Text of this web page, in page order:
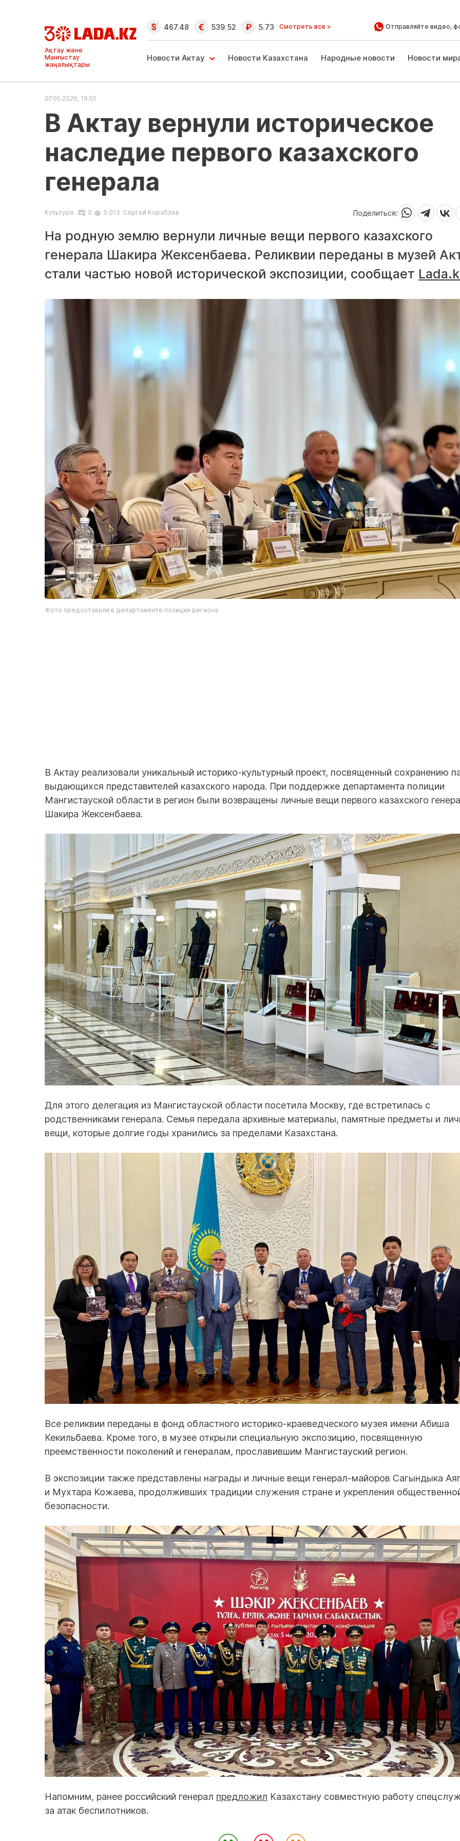
Ақтау және
Манғыстау
жаңалықтары
467.48 539.52 5.73 Смотреть все > Отправляйте видео,
Новости Актау Новости Казахстана Народные новости Новости
07.05.2026, 19:55
В Актау вернули историческое
наследие первого казахского
генерала
Культура 0 5 013 Сергей Кораблев Поделиться:
На родную землю вернули личные вещи первого казахского
генерала Шакира Жексенбаева. Реликвии переданы в музей
стали частью новой исторической экспозиции, сообщает
Фото предоставили в департаменте полиции региона
В Актау реализовали уникальный историко-культурный проект, посвященный сохранению
выдающихся представителей казахского народа. При поддержке департамента полиции
Мангистауской области в регион были возвращены личные вещи первого казахского
Шакира Жексенбаева.
Для этого делегация из Мангистауской области посетила Москву, где встретилась с
родственниками генерала. Семья передала архивные материалы, памятные предметы и
вещи, которые долгие годы хранились за пределами Казахстана.
Все реликвии переданы в фонд областного историко-краеведческого музея имени Абиша
Кекильбаева. Кроме того, в музее открыли специальную экспозицию, посвященную
преемственности поколений и генералам, прославившим Мангистауский регион.
В экспозиции также представлены награды и личные вещи генерал-майоров Сагындыка
и Мухтара Кожаева, продолживших традиции служения стране и укрепления
безопасности.
Напомним, ранее российский генерал предложил Казахстану совместную работу
за атак беспилотников.